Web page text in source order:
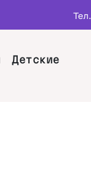
Детские